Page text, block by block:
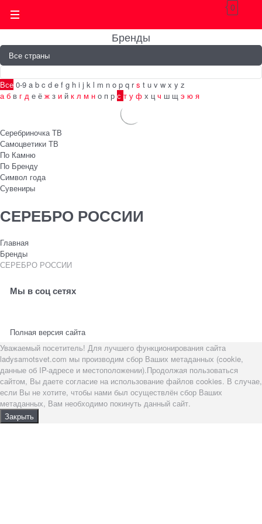
0
Бренды
Все 0-9 a b c d e f g h i j k l m n o p q r s t u v w x y z
аб в г д е ё ж з и й к л м н о п р с т у ф х ц ч ш щ э ю я
Серебриночка ТВ
Самоцветики ТВ
По Камню
По Бренду
Символ года
Сувениры
СЕРЕБРО РОССИИ
Главная
Бренды
СЕРЕБРО РОССИИ
Мы в соц сетях
Полная версия сайта
Уважаемый посетитель! Для лучшего функционирования сайта
ladysamotsvet.com мы производим сбор Ваших метаданных (cookie,
данные об IP-адресе и местоположении).Продолжая пользоваться
сайтом, Вы даете согласие на использование файлов cookies. В случае,
если Вы не хотите, чтобы нами был осуществлён сбор Ваших
метаданных, Вам необходимо покинуть данный сайт.
Закрыть